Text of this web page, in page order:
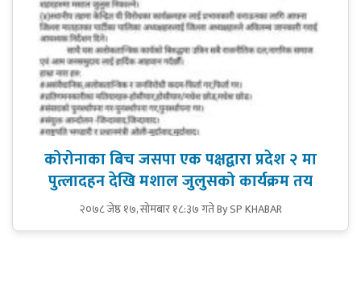
कोरोनाका बिच जसपा एक पक्षद्वारा प्रदेश २ मा
पुत्लादहन देखि मशाल जुलुसको कार्यक्रम तय
२०७८ जेष्ठ १७, सोमबार १८:३७ गतेBy SP KHABAR